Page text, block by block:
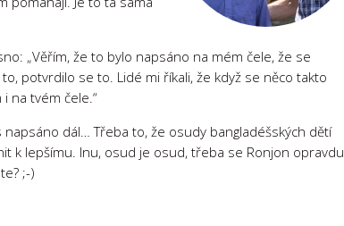
„Věřím, že to bylo napsáno na mém čele, že se
potvrdilo se to. Lidé mi říkali, že když se něco takto
na tvém čele.“
napsáno dál… Třeba to, že osudy bangladéšských dětí
k lepšímu. Inu, osud je osud, třeba se Ronjon opravdu
;-)